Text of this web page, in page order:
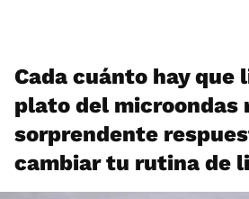
Cada cuánto hay que
plato del microondas
sorprendente
cambiar tu rutina de